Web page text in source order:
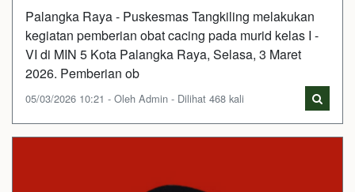
Palangka Raya - Puskesmas Tangkiling melakukan
kegiatan pemberian obat cacing pada murid kelas I -
VI di MIN 5 Kota Palangka Raya, Selasa, 3 Maret
2026. Pemberian ob
05/03/2026 10:21 - Oleh Admin - Dilihat 468 kali